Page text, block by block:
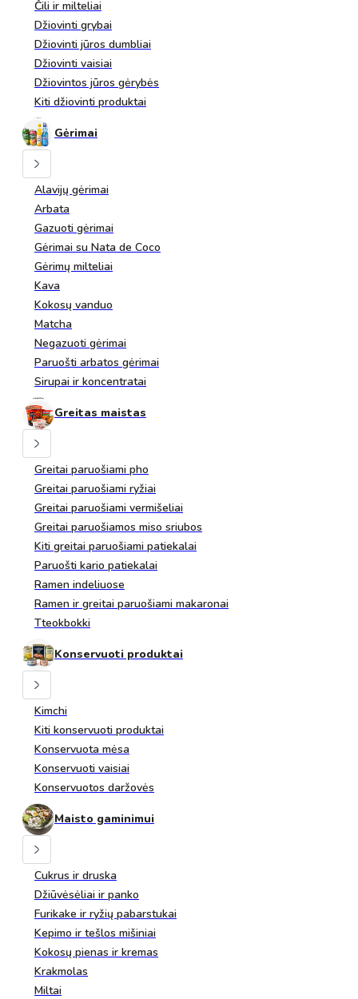
Čili ir milteliai
Džiovinti grybai
Džiovinti jūros dumbliai
Džiovinti vaisiai
Džiovintos jūros gėrybės
Kiti džiovinti produktai
Gėrimai
Alavijų gėrimai
Arbata
Gazuoti gėrimai
Gėrimai su Nata de Coco
Gėrimų milteliai
Kava
Kokosų vanduo
Matcha
Negazuoti gėrimai
Paruošti arbatos gėrimai
Sirupai ir koncentratai
Greitas maistas
Greitai paruošiami pho
Greitai paruošiami ryžiai
Greitai paruošiami vermišeliai
Greitai paruošiamos miso sriubos
Kiti greitai paruošiami patiekalai
Paruošti kario patiekalai
Ramen indeliuose
Ramen ir greitai paruošiami makaronai
Tteokbokki
Konservuoti produktai
Kimchi
Kiti konservuoti produktai
Konservuota mėsa
Konservuoti vaisiai
Konservuotos daržovės
Maisto gaminimui
Cukrus ir druska
Džiūvėsėliai ir panko
Furikake ir ryžių pabarstukai
Kepimo ir tešlos mišiniai
Kokosų pienas ir kremas
Krakmolas
Miltai